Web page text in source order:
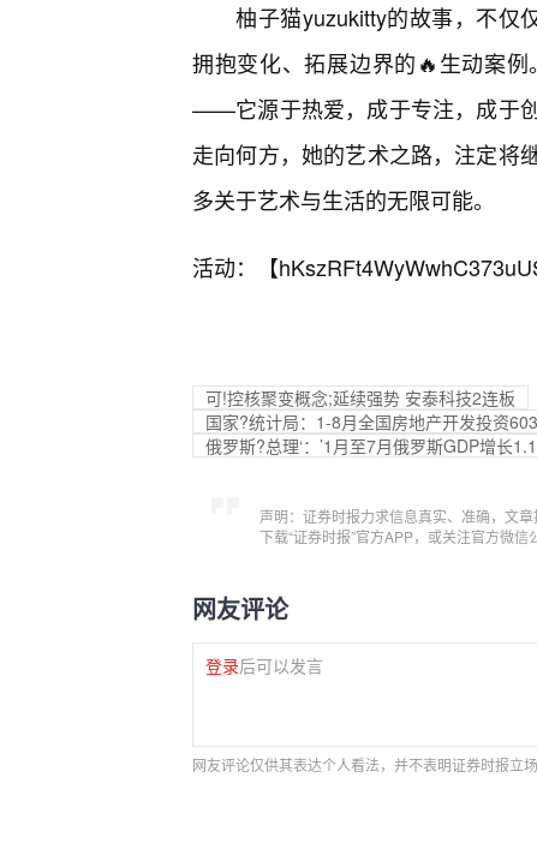
柚子猫yuzukitty的故事，不仅
拥抱变化、拓展边界的🔥生动案
——它源于热爱，成于专注，成于
走向何方，她的艺术之路，注定将
多关于艺术与生活的无限可能。
活动：【
可!控核聚变概念;延续强势 安泰科技2连板
国家?统计局：1-8月全国房地产开发投资
俄罗斯?总理‘：’1月至7月俄罗斯GDP增长
声明：证券时报力求信息真实、准确，文
下载“证券时报”官方APP，或关注官方微
网友评论
登录后可以发言
网友评论仅供其表达个人看法，并不表明证券时报立场